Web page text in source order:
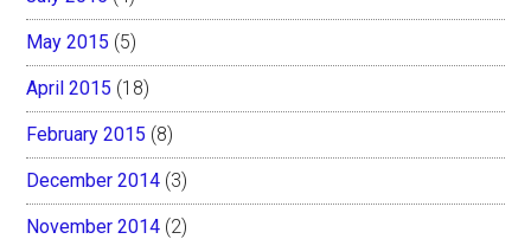
May 2015 (5)
April 2015 (18)
February 2015 (8)
December 2014 (3)
November 2014 (2)